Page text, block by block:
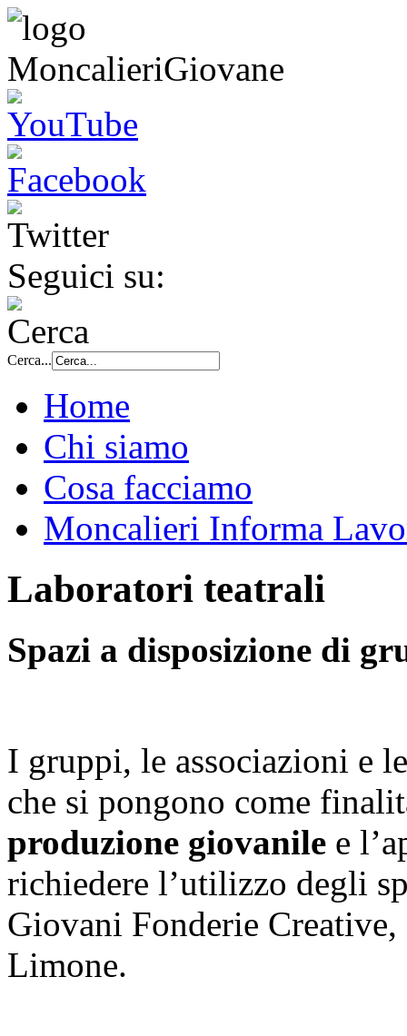
Seguici su:
Cerca...
Home
Chi siamo
Cosa facciamo
Moncalieri Informa
Laboratori teatrali
Spazi a disposizione di
I gruppi, le associazioni e
che si pongono come
produzione giovanile e
richiedere l’utilizzo degli
Giovani Fonderie
Limone.